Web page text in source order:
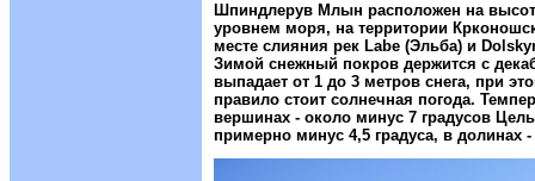
Шпиндлерув Млын расположен на
уровнем моря, на территории
месте слияния рек Labe (Эльба) и
Зимой снежный покров держится с
выпадает от 1 до 3 метров снега, при
правило стоит солнечная погода.
вершинах - около минус 7 градусов
примерно минус 4,5 градуса, в долинах